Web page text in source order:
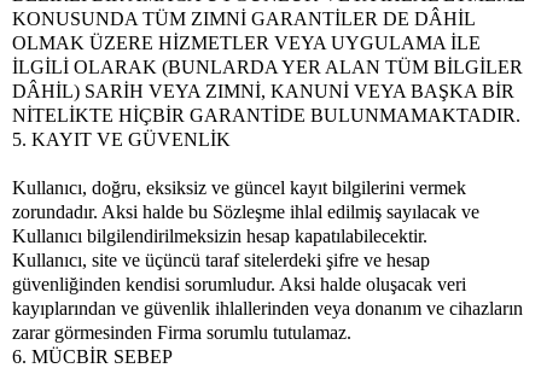
KONUSUNDA TÜM ZIMNİ GARANTİLER DE DÂHİL
OLMAK ÜZERE HİZMETLER VEYA UYGULAMA İLE
İLGİLİ OLARAK (BUNLARDA YER ALAN TÜM BİLGİLER
DÂHİL) SARİH VEYA ZIMNİ, KANUNİ VEYA BAŞKA BİR
NİTELİKTE HİÇBİR GARANTİDE BULUNMAMAKTADIR.
5. KAYIT VE GÜVENLİK
Kullanıcı, doğru, eksiksiz ve güncel kayıt bilgilerini vermek
zorundadır. Aksi halde bu Sözleşme ihlal edilmiş sayılacak ve
Kullanıcı bilgilendirilmeksizin hesap kapatılabilecektir.
Kullanıcı, site ve üçüncü taraf sitelerdeki şifre ve hesap
güvenliğinden kendisi sorumludur. Aksi halde oluşacak veri
kayıplarından ve güvenlik ihlallerinden veya donanım ve cihazların
zarar görmesinden Firma sorumlu tutulamaz.
6. MÜCBİR SEBEP